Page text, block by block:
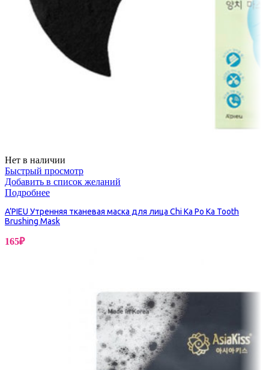
Нет в наличии
Быстрый просмотр
Добавить в список желаний
Подробнее
A’PIEU Утренняя тканевая маска для лица Chi Ka Po Ka Tooth
Brushing Mask
165₽